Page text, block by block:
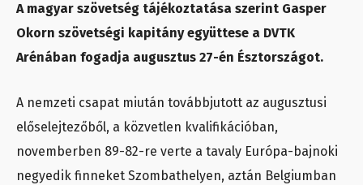
A magyar szövetség tájékoztatása szerint Gasper
Okorn szövetségi kapitány együttese a DVTK
Arénában fogadja augusztus 27-én Észtországot.
A nemzeti csapat miután továbbjutott az augusztusi
előselejtezőből, a közvetlen kvalifikációban,
novemberben 89-82-re verte a tavaly Európa-bajnoki
negyedik finneket Szombathelyen, aztán Belgiumban